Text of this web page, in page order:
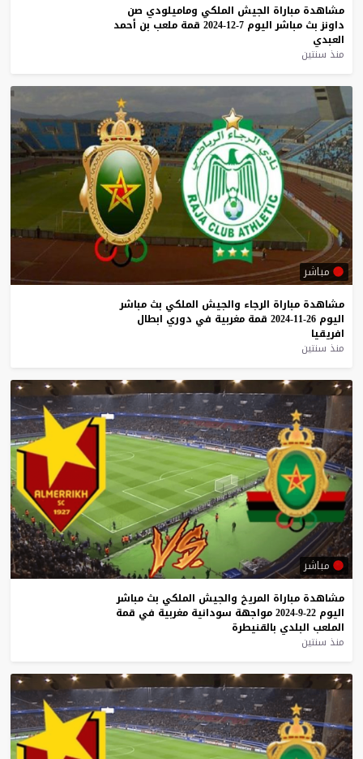
مشاهدة مباراة الجيش الملكي وماميلودي صن
داونز بث مباشر اليوم 7-12-2024 قمة ملعب بن أحمد
العبدي
منذ سنتين
مباشر
مشاهدة مباراة الرجاء والجيش الملكي بث مباشر
اليوم 26-11-2024 قمة مغربية في دوري ابطال
افريقيا
منذ سنتين
مباشر
مشاهدة مباراة المريخ والجيش الملكي بث مباشر
اليوم 22-9-2024 مواجهة سودانية مغربية في قمة
الملعب البلدي بالقنيطرة
منذ سنتين